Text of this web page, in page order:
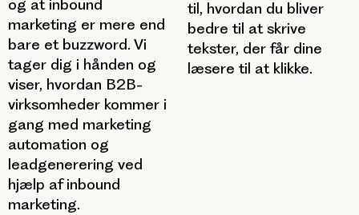
og at inbound
marketing er mere end
bare et buzzword. Vi
tager dig i hånden og
viser, hvordan B2B-
virksomheder kommer i
gang med marketing
automation og
leadgenerering ved
hjælp af inbound
marketing.
til, hvordan du bliver
bedre til at skrive
tekster, der får dine
læsere til at klikke.